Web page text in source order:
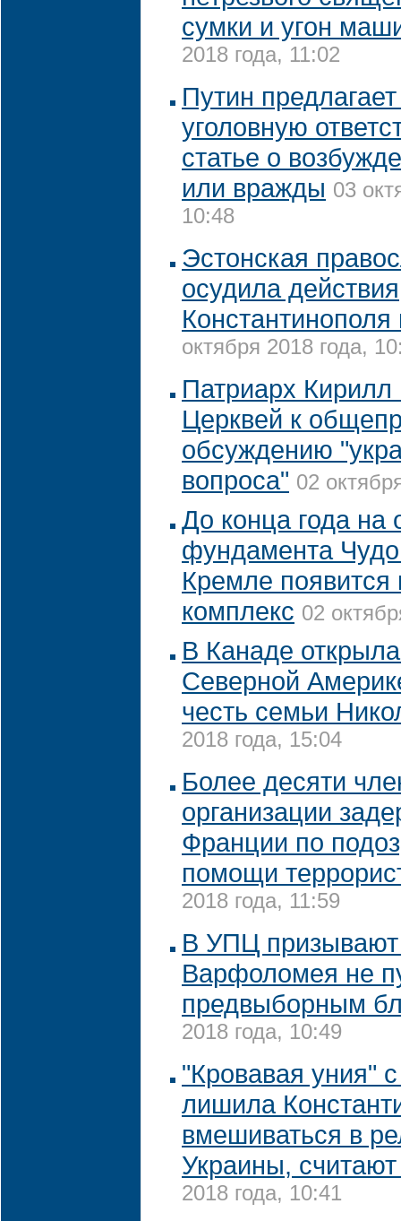
сумки и угон
2018 года, 11:02
Путин
уголовную
статье о
или вражды 03
10:48
Эстонская
осудила действия
октября 2018 года,
Патриарх Кирилл
Церквей к
обсуждению
вопроса" 02
До конца года на
фундамента
Кремле
комплекс 02
В Канаде
Северной
честь семьи
2018 года, 15:04
Более десяти
организации
Франции по
помощи
2018 года, 11:59
В УПЦ призывают
Варфоломея не
предвыборным
2018 года, 10:49
"Кровавая уния"
лишила
вмешиваться в
Украины,
2018 года, 10:41